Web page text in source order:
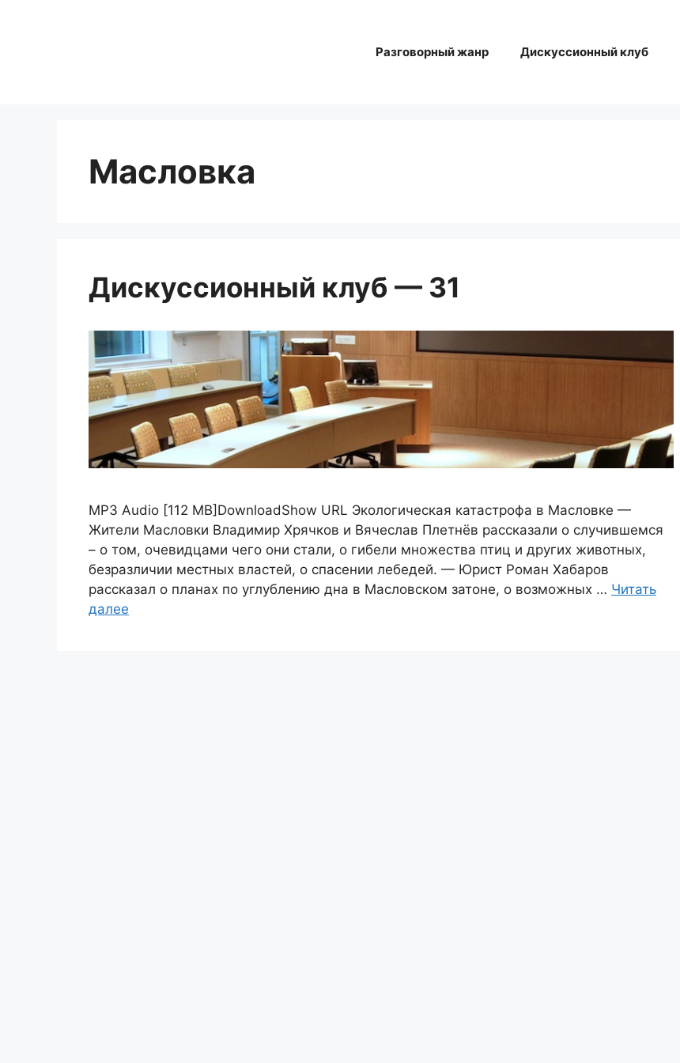
Разговорный жанр Дискуссионный клуб
Масловка
Дискуссионный клуб — 31
MP3 Audio [112 MB]DownloadShow URL Экологическая катастрофа в Масловке —
Жители Масловки Владимир Хрячков и Вячеслав Плетнёв рассказали о случившемся
– о том, очевидцами чего они стали, о гибели множества птиц и других животных,
безразличии местных властей, о спасении лебедей. — Юрист Роман Хабаров
рассказал о планах по углублению дна в Масловском затоне, о возможных … Читать
далее